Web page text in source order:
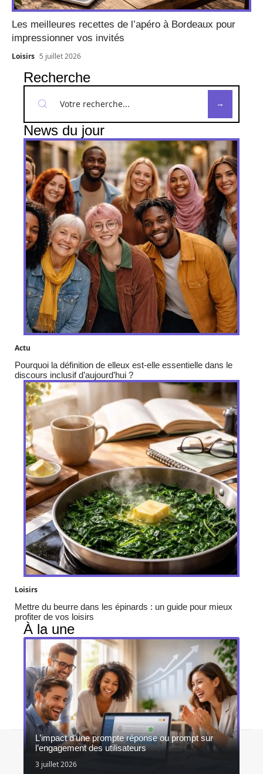
Les meilleures recettes de l’apéro à Bordeaux pour
impressionner vos invités
Loisirs 5 juillet 2026
Recherche
News du jour
Actu
Pourquoi la définition de elleux est-elle essentielle dans le
discours inclusif d’aujourd’hui ?
Loisirs
Mettre du beurre dans les épinards : un guide pour mieux
profiter de vos loisirs
À la une
L’impact d’une prompte réponse ou prompt sur
l’engagement des utilisateurs
3 juillet 2026
Contact Mentions légales Sitemap